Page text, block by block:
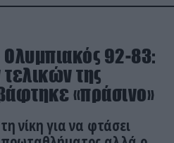
92-83:
της
«πράσινο»
νίκη για να φτάσει